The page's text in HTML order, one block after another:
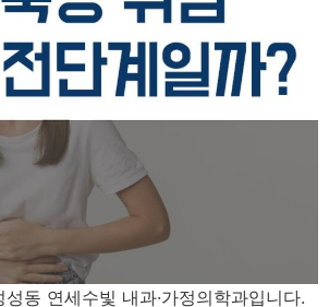
동 연세수빛 내과·가정의학과입니다.